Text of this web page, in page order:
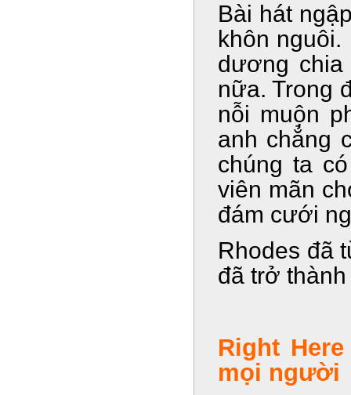
Bài hát
khôn nguôi.
dương
nữa. Trong
nỗi muộn
anh chẳng
chúng ta
viên mãn
đám cưới
Rhodes đã
đã trở
Right
mọi người